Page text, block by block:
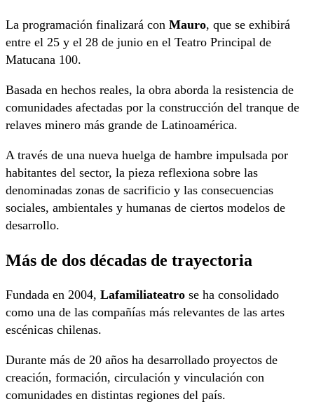
La programación finalizará con Mauro, que se exhibirá
entre el 25 y el 28 de junio en el Teatro Principal de
Matucana 100.
Basada en hechos reales, la obra aborda la resistencia de
comunidades afectadas por la construcción del tranque de
relaves minero más grande de Latinoamérica.
A través de una nueva huelga de hambre impulsada por
habitantes del sector, la pieza reflexiona sobre las
denominadas zonas de sacrificio y las consecuencias
sociales, ambientales y humanas de ciertos modelos de
desarrollo.
Más de dos décadas de trayectoria
Fundada en 2004, Lafamiliateatro se ha consolidado
como una de las compañías más relevantes de las artes
escénicas chilenas.
Durante más de 20 años ha desarrollado proyectos de
creación, formación, circulación y vinculación con
comunidades en distintas regiones del país.